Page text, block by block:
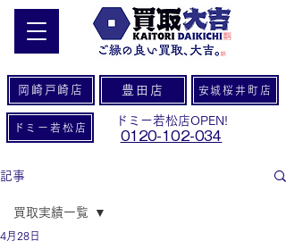
岡崎戸崎店 豊田店 安城桜井町店
ドミー若松店
ドミー若松店OPEN!
0120-102-034
記事
買取実績一覧
4月28日